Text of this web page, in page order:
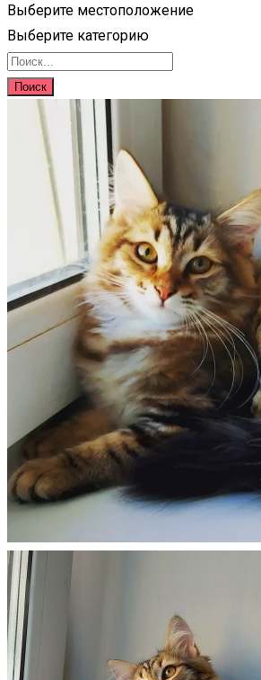
Выберите местоположение
Выберите категорию
Поиск